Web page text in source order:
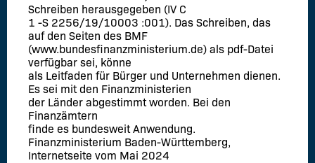
Schreiben herausgegeben (IV C
1 -S 2256/19/10003 :001). Das Schreiben, das
auf den Seiten des BMF
(www.bundesfinanzministerium.de) als pdf-Datei
verfügbar sei, könne
als Leitfaden für Bürger und Unternehmen dienen.
Es sei mit den Finanzministerien
der Länder abgestimmt worden. Bei den
Finanzämtern
finde es bundesweit Anwendung.
Finanzministerium Baden-Württemberg,
Internetseite vom Mai 2024